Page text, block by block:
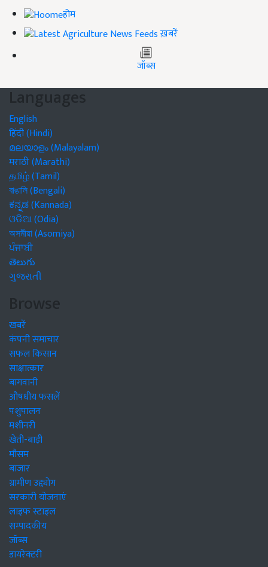
होम
ख़बरें
जॉब्स
Languages
English
हिंदी (Hindi)
മലയാളം (Malayalam)
मराठी (Marathi)
தமிழ் (Tamil)
বাঙালি (Bengali)
ಕನ್ನಡ (Kannada)
ଓଡିଆ (Odia)
অসমীয়া (Asomiya)
ਪੰਜਾਬੀ
తెలుగు
ગુજરાતી
Browse
खबरें
कंपनी समाचार
सफल किसान
साक्षात्कार
बागवानी
औषधीय फसलें
पशुपालन
मशीनरी
खेती-बाड़ी
मौसम
बाजार
ग्रामीण उद्द्योग
सरकारी योजनाएं
लाइफ स्टाइल
सम्पादकीय
जॉब्स
डायरेक्टरी